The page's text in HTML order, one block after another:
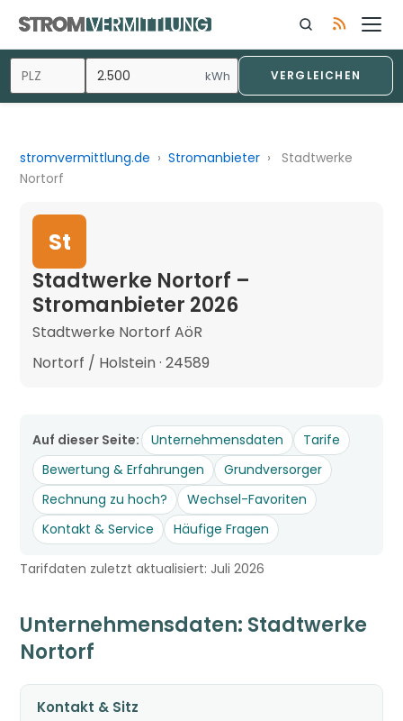
kWh VERGLEICHEN
stromvermittlung.de › Stromanbieter ›
Stadtwerke
Nortorf
St
Stadtwerke Nortorf –
Stromanbieter 2026
Stadtwerke Nortorf AöR
Nortorf / Holstein · 24589
Auf dieser Seite: Unternehmensdaten
Tarife
Bewertung & Erfahrungen
Grundversorger
Rechnung zu hoch?
Wechsel-Favoriten
Kontakt & Service
Häufige Fragen
Tarifdaten zuletzt aktualisiert: Juli 2026
Unternehmensdaten: Stadtwerke
Nortorf
Kontakt & Sitz